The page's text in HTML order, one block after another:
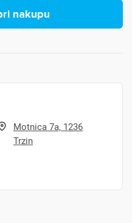
nakupu
Motnica 7a, 1236
Trzin
biti prijavljeni.